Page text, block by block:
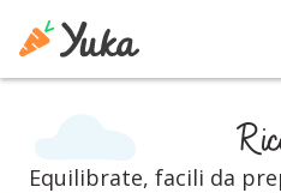
Equilibrate, facili da